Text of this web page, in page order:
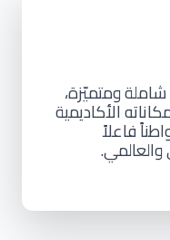
ومتميّزة،
الأكاديمية
فاعلاً